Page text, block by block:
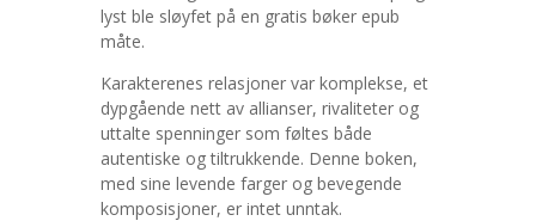
lyst ble sløyfet på en gratis bøker epub
måte.
Karakterenes relasjoner var komplekse, et
dypgående nett av allianser, rivaliteter og
uttalte spenninger som føltes både
autentiske og tiltrukkende. Denne boken,
med sine levende farger og bevegende
komposisjoner, er intet unntak.